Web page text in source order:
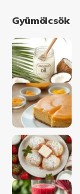
Gyümölcsök